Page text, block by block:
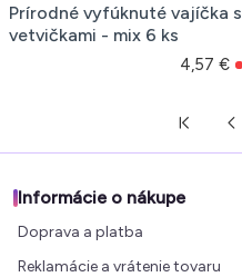
Prírodné vyfúknuté vajíčka s
vetvičkami - mix 6 ks
4,57 €
Informácie o nákupe
Doprava a platba
Reklamácie a vrátenie tovaru